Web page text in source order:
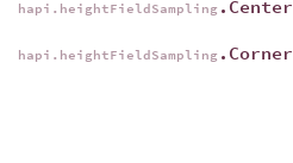
hapi.heightFieldSampling .Center
hapi.heightFieldSampling .Corner